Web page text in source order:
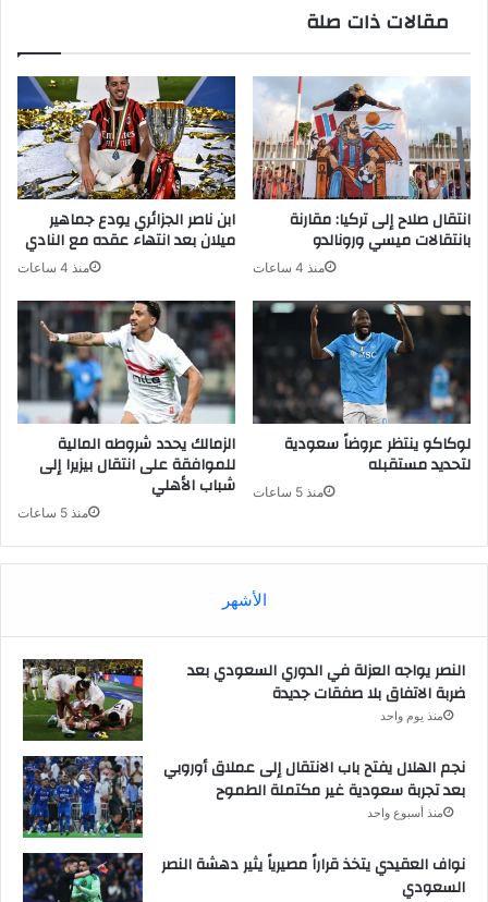
مقالات ذات صلة
ابن ناصر الجزائري يودع جماهير
ميلان بعد انتهاء عقده مع النادي
منذ 4 ساعات
انتقال صلاح إلى تركيا: مقارنة
بانتقالات ميسي ورونالدو
منذ 4 ساعات
الزمالك يحدد شروطه المالية
للموافقة على انتقال بيزيرا إلى
شباب الأهلي
منذ 5 ساعات
لوكاكو ينتظر عروضاً سعودية
لتحديد مستقبله
منذ 5 ساعات
الأشهر
النصر يواجه العزلة في الدوري السعودي بعد
ضربة الاتفاق بلا صفقات جديدة
منذ يوم واحد
نجم الهلال يفتح باب الانتقال إلى عملاق أوروبي
بعد تجربة سعودية غير مكتملة الطموح
منذ أسبوع واحد
نواف العقيدي يتخذ قراراً مصيرياً يثير دهشة النصر
السعودي